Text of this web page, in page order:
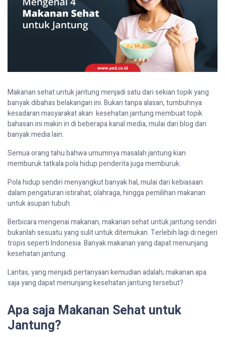
Makanansehatuntukjantungmenjadisatudarisekiantopikyang
banyakdibahasbelakanganini.Bukantanpaalasan,tumbuhnya
kesadaranmasyarakatakan kesehatanjantungmembuattopik
bahasaninimakinin dibeberapakanalmedia,mulaidariblogdan
banyakmedia lain.
Semuaorangtahubahwaumumnyamasalahjantungkian
memburuktatkalapolahiduppenderitajugamemburuk.
Polahidupsendirimenyangkutbanyakhal,mulaidarikebiasaan
dalampengaturanistirahat,olahraga,hinggapemilihanmakanan
untukasupantubuh.
Berbicaramengenaimakanan,makanansehatuntukjantungsendiri
bukanlahsesuatuyangsulituntukditemukan.Terlebihlagidi negeri
tropissepertiIndonesia. Banyakmakananyangdapatmenunjang
kesehatanjantung.
Lantas, yangmenjadipertanyaankemudianadalah;makananapa
sajayangdapatmenunjangkesehatanjantungtersebut?
Apasaja Makanan Sehat untuk
Jantung?